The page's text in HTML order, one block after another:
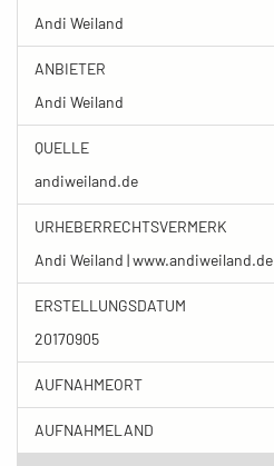
Andi Weiland
ANBIETER
Andi Weiland
QUELLE
andiweiland.de
URHEBERRECHTSVERMERK
Andi Weiland | www.andiweiland.de
ERSTELLUNGSDATUM
20170905
AUFNAHMEORT
AUFNAHMELAND